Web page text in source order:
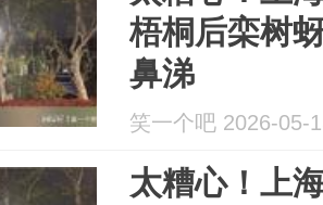
梧桐后栾树
鼻涕
笑一个吧 2026-05-
太糟心！上